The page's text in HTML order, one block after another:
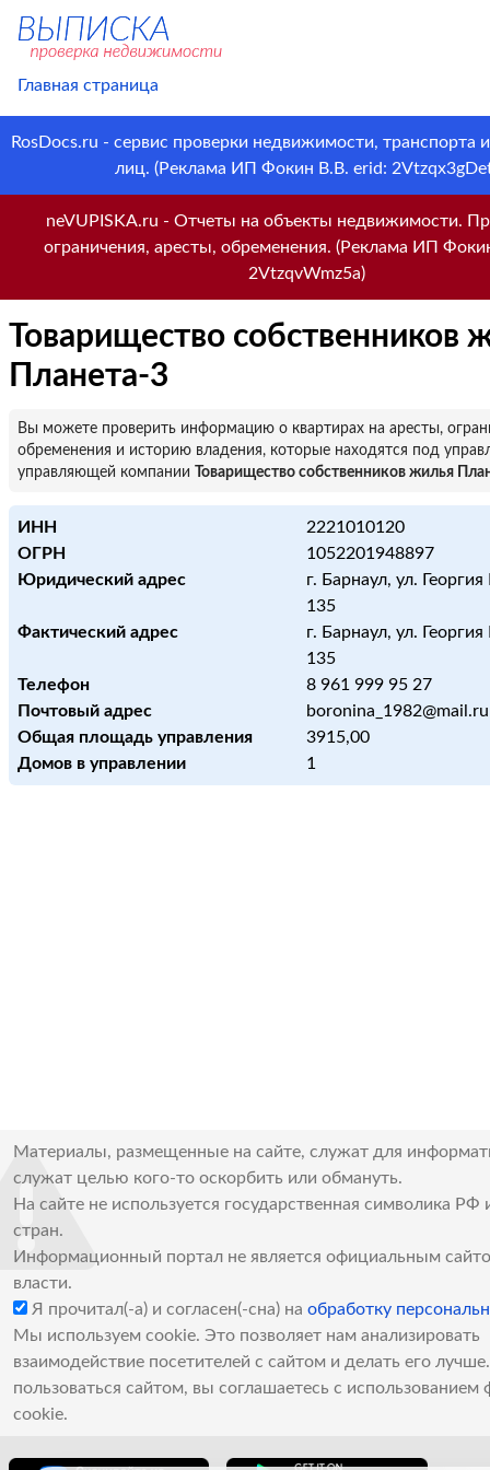
Главная страница
RosDocs.ru - сервис проверки недвижимости, транспорта
лиц. (Реклама ИП Фокин В.В. erid:
neVUPISKA.ru - Отчеты на объекты недвижимости.
ограничения, аресты, обременения. (Реклама ИП
2VtzqvWmz5a)
Товарищество собственников
Планета-3
Вы можете проверить информацию о квартирах на аресты,
обременения и историю владения, которые находятся под
управляющей компании
Товарищество собственников жилья
ИНН
2221010120
ОГРН
1052201948897
Юридический адрес
г. Барнаул, ул.
135
Фактический адрес
г. Барнаул, ул.
135
Телефон
8 961 999 95 27
Почтовый адрес
boronina_1982@mail.ru
Общая площадь управления
3915,00
Домов в управлении
1
Материалы, размещенные на сайте, служат для
служат целью кого-то оскорбить или обмануть.
На сайте не используется государственная символика РФ
стран.
Информационный портал не является официальным
власти.
Я прочитал(-а) и согласен(-сна) на обработку
Мы используем cookie. Это позволяет нам анализировать
взаимодействие посетителей с сайтом и делать его
пользоваться сайтом, вы соглашаетесь с использованием
cookie.